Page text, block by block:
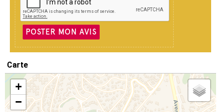
POSTER MON AVIS
Carte
+
−